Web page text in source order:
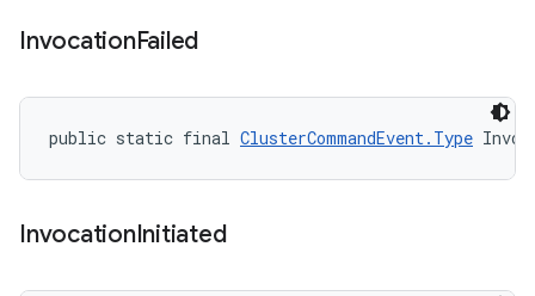
InvocationFailed
public static final ClusterCommandEvent.Type
InvocationInitiated